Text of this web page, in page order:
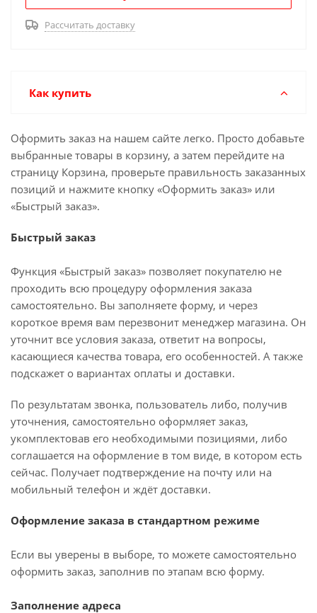
Рассчитать доставку
Как купить
Оформить заказ на нашем сайте легко. Просто добавьте
выбранные товары в корзину, а затем перейдите на
страницу Корзина, проверьте правильность заказанных
позиций и нажмите кнопку «Оформить заказ» или
«Быстрый заказ».
Быстрый заказ
Функция «Быстрый заказ» позволяет покупателю не
проходить всю процедуру оформления заказа
самостоятельно. Вы заполняете форму, и через
короткое время вам перезвонит менеджер магазина. Он
уточнит все условия заказа, ответит на вопросы,
касающиеся качества товара, его особенностей. А также
подскажет о вариантах оплаты и доставки.
По результатам звонка, пользователь либо, получив
уточнения, самостоятельно оформляет заказ,
укомплектовав его необходимыми позициями, либо
соглашается на оформление в том виде, в котором есть
сейчас. Получает подтверждение на почту или на
мобильный телефон и ждёт доставки.
Оформление заказа в стандартном режиме
Если вы уверены в выборе, то можете самостоятельно
оформить заказ, заполнив по этапам всю форму.
Заполнение адреса